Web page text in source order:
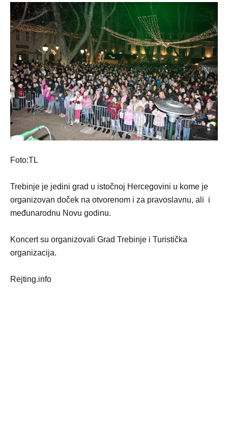
Foto:TL
Trebinje je jedini grad u istočnoj Hercegovini u kome je
organizovan doček na otvorenom i za pravoslavnu, ali i
međunarodnu Novu godinu.
Koncert su organizovali Grad Trebinje i Turistička
organizacija.
Rejting.info